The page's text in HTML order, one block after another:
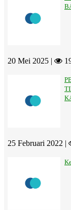
20 Mei 2025 |
25 Februari 2022 |